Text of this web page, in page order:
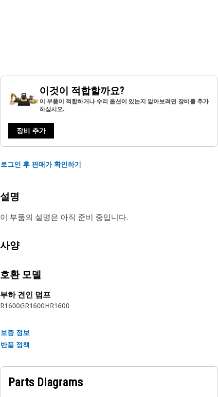
이것이 적합할까요?
이 부품이 적합하거나 수리 옵션이 있는지 알아보려면 장비를 추가
하십시오.
장비 추가
로그인 후 판매가 확인하기
설명
이 부품의 설명은 아직 준비 중입니다.
사양
호환 모델
부하 견인 덤프
R1600GR1600HR1600
보증 정보
반품 정책
Parts Diagrams